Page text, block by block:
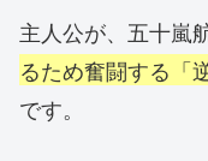
主人公が、五十嵐
るため奮闘する「
です。